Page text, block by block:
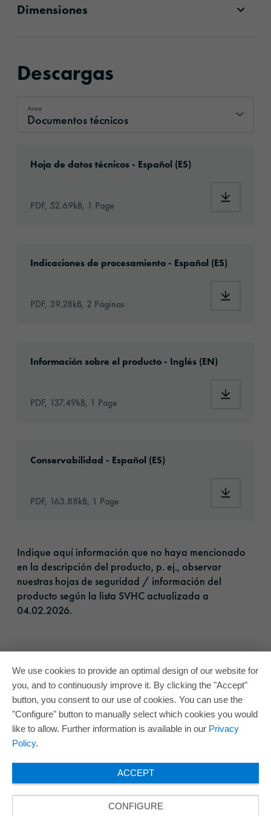
Dimensiones
Descargas
Area
Documentos técnicos
Hoja de datos técnicos - Español (ES)
PDF, 52.69kB, 1 Page
Indicaciones de procesamiento - Español (ES)
PDF, 39.28kB, 2 Páginas
Información sobre el producto - Inglés (EN)
PDF, 137.49kB, 1 Page
Conservabilidad - Español (ES)
PDF, 163.88kB, 1 Page
Indique aquí información que no haya mencionado
en la descripción del producto, p. ej., observar
nuestras hojas de seguridad / información del
producto según la lista SVHC actualizada a
04.02.2026.​
We use cookies to provide an optimal design of our website for
you, and to continuously improve it. By clicking the "Accept"
button, you consent to our use of cookies. You can use the
"Configure" button to manually select which cookies you would
like to allow. Further information is available in our Privacy
Policy.
ACCEPT
CONFIGURE